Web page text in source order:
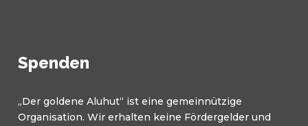
Spenden
„Der goldene Aluhut“ ist eine gemeinnützige
Organisation. Wir erhalten keine Fördergelder und